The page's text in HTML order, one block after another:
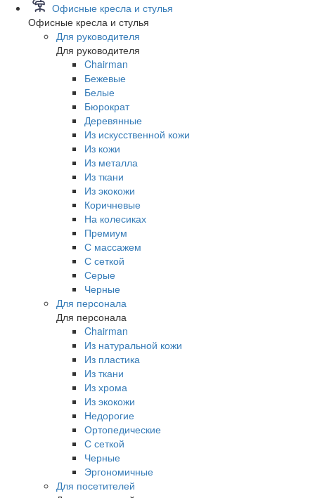
Офисные кресла и стулья
Офисные кресла и стулья
Для руководителя
Для руководителя
Chairman
Бежевые
Белые
Бюрократ
Деревянные
Из искусственной кожи
Из кожи
Из металла
Из ткани
Из экокожи
Коричневые
На колесиках
Премиум
С массажем
С сеткой
Серые
Черные
Для персонала
Для персонала
Chairman
Из натуральной кожи
Из пластика
Из ткани
Из хрома
Из экокожи
Недорогие
Ортопедические
С сеткой
Черные
Эргономичные
Для посетителей